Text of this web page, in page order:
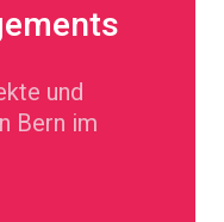
und
Bern im